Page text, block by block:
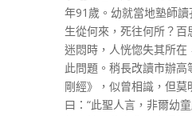
年91歲。幼就當地塾師
生從何來，死往何所？
迷悶時，人恍惚失其所在
此問題。稍長改讀市辦
剛經》，似曾相識，但莫
曰：“此聖人言，非爾幼